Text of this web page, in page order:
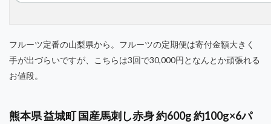
フルーツ定番の山梨県から。フルーツの定期便は寄付金額大きく
手が出づらいですが、こちらは3回で30,000円となんとか頑張れる
お値段。
熊本県 益城町 国産馬刺し赤身 約600g 約100g×6パ